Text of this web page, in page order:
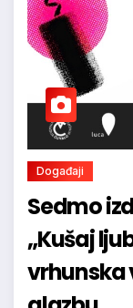
Događaji
Sedmo
„Kušaj
vrhunska